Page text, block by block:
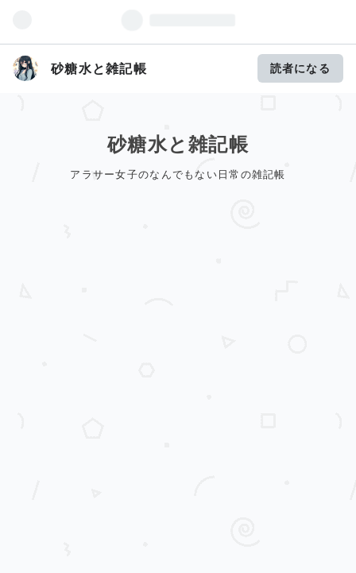
砂糖水と雑記帳 読者になる
砂糖水と雑記帳
アラサー女子のなんでもない日常の雑記帳